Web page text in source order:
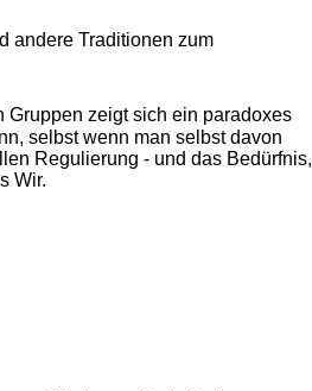
andere Traditionen zum
zeigt sich ein paradoxes
selbst wenn man selbst davon
Regulierung - und das Bedürfnis,
Wir.